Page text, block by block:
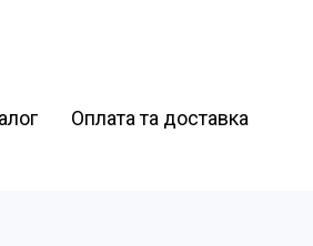
Оплата та доставка